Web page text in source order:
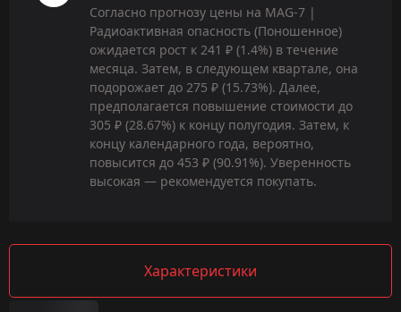
Согласно прогнозу цены на MAG-7 |
Радиоактивная опасность (Поношенное)
ожидается рост к 241 ₽ (1.4%) в течение
месяца. Затем, в следующем квартале, она
подорожает до 275 ₽ (15.73%). Далее,
предполагается повышение стоимости до
305 ₽ (28.67%) к концу полугодия. Затем, к
концу календарного года, вероятно,
повысится до 453 ₽ (90.91%). Уверенность
высокая — рекомендуется покупать.
Характеристики